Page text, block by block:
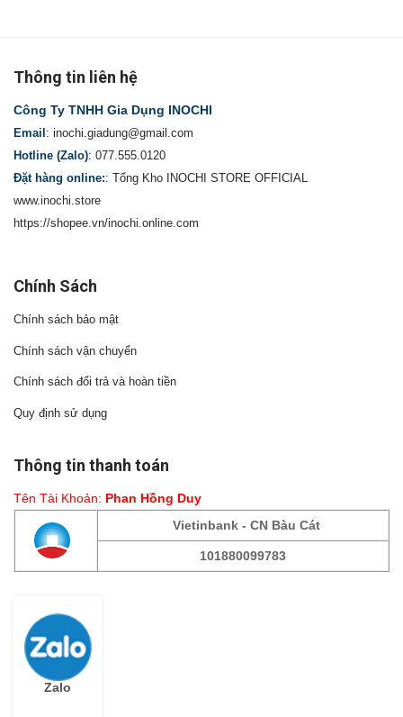
Thông tin liên hệ
Công Ty TNHH Gia Dụng INOCHI
Email : inochi.giadung@gmail.com
Hotline (Zalo): 077.555.0120
Đặt hàng online:: Tổng Kho INOCHI STORE OFFICIAL
www.inochi.store
https://shopee.vn/inochi.online.com
Chính Sách
Chính sách bảo mật
Chính sách vận chuyển
Chính sách đổi trả và hoàn tiền
Quy định sử dụng
Thông tin thanh toán
Tên Tài Khoản: Phan Hồng Duy
Vietinbank - CN Bàu Cát
101880099783
Fanpage
Zalo